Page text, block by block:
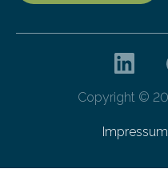
Copyright ©
Impressum